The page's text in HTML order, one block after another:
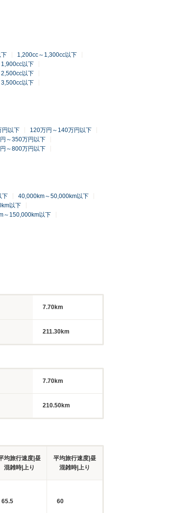
1,200cc～1,300cc以下
以下
以下
以下
円以下
120万円～140万円以下
～350万円以下
～800万円以下
下
40,000km～50,000km以下
以下
～150,000km以下
7.70km
211.30km
7.70km
210.50km
均旅行速度|昼
混雑時|上り
平均旅行速度|昼
混雑時|上り
65.5 60